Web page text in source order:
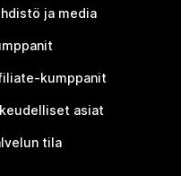
ja media
kumppanit
asiat
tila